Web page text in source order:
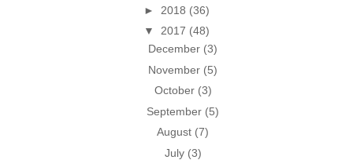
► 2018 (36)
▼ 2017 (48)
December (3)
November (5)
October (3)
September (5)
August (7)
July (3)